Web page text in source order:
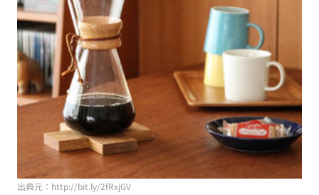
出典元：http://bit.ly/2fRxjGV